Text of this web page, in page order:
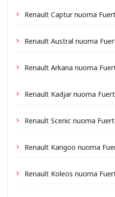
Renault Captur nuoma
Renault Austral nuoma
Renault Arkana nuoma
Renault Kadjar nuoma
Renault Scenic nuoma
Renault Kangoo nuoma
Renault Koleos nuoma